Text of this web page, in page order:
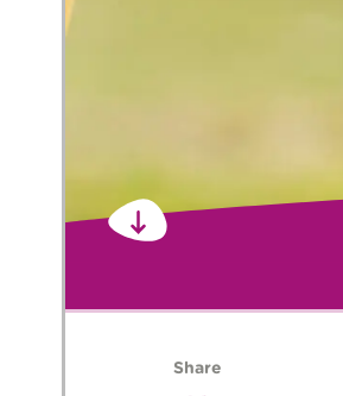
Share